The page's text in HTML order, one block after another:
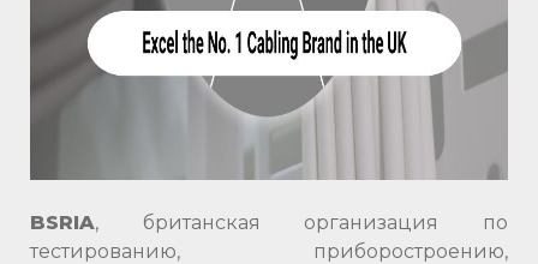
BSRIA, британская организация по
тестированию, приборостроению,